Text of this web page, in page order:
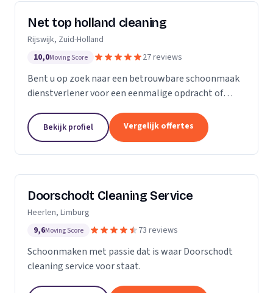
Net top holland cleaning
Rijswijk, Zuid-Holland
10,0Moving Score 27 reviews
Bent u op zoek naar een betrouwbare schoonmaak
dienstverlener voor een eenmalige opdracht of
groeiende onderneming die zich uit wilt breiden in
het vak.
Bekijk profiel Vergelijk offertes
Doorschodt Cleaning Service
Heerlen, Limburg
9,6Moving Score 73 reviews
Schoonmaken met passie dat is waar Doorschodt
cleaning service voor staat.